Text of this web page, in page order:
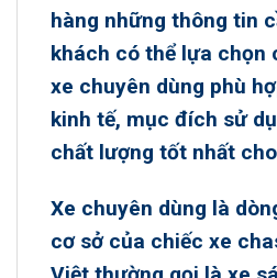
hàng những thông tin
khách có thể lựa chọn
xe chuyên dùng phù
kinh tế, mục đích sử
chất lượng tốt nhất
Xe chuyên dùng là
cơ sở của chiếc xe